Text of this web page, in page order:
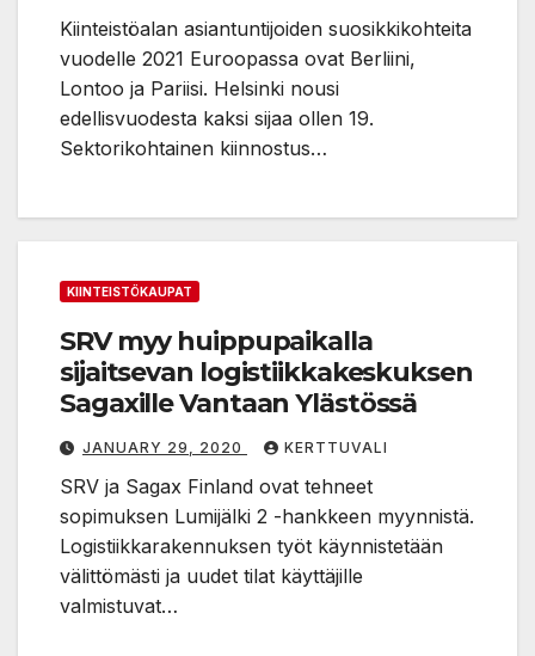
Kiinteistöalan asiantuntijoiden suosikkikohteita
vuodelle 2021 Euroopassa ovat Berliini,
Lontoo ja Pariisi. Helsinki nousi
edellisvuodesta kaksi sijaa ollen 19.
Sektorikohtainen kiinnostus…
KIINTEISTÖKAUPAT
SRV myy huippupaikalla
sijaitsevan logistiikkakeskuksen
Sagaxille Vantaan Ylästössä
JANUARY 29, 2020 KERTTUVALI
SRV ja Sagax Finland ovat tehneet
sopimuksen Lumijälki 2 -hankkeen myynnistä.
Logistiikkarakennuksen työt käynnistetään
välittömästi ja uudet tilat käyttäjille
valmistuvat…